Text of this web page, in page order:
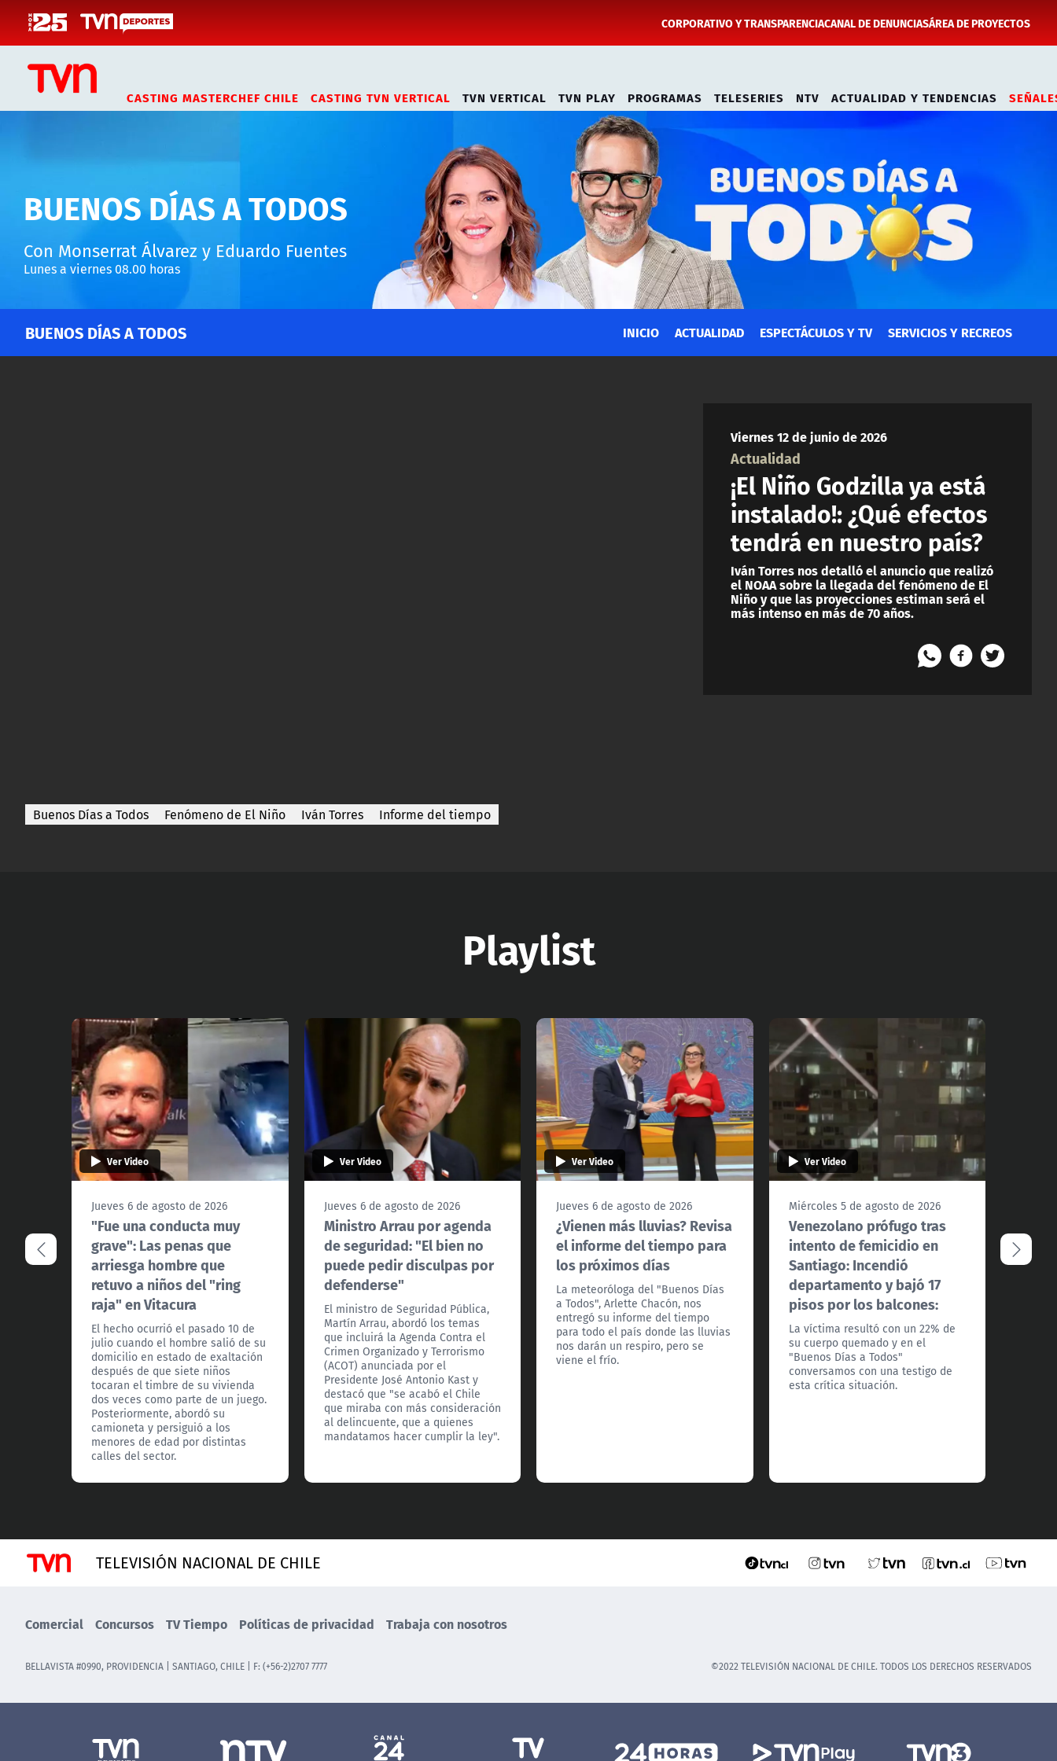
CORPORATIVO Y TRANSPARENCIACANAL DE DENUNCIASÁREA DE PROYECTOS
CASTING MASTERCHEF CHILE CASTING TVN VERTICAL TVN VERTICAL TVN PLAY PROGRAMAS TELESERIES NTV ACTUALIDAD Y TENDENCIAS
BUENOS DÍAS A TODOS
Con Monserrat Álvarez y Eduardo Fuentes
Lunes a viernes 08.00 horas
BUENOS DÍAS A TODOS INICIO ACTUALIDAD ESPECTÁCULOS Y TV SERVICIOS Y RECREOS
Viernes 12 de junio de 2026
Actualidad
¡El Niño Godzilla ya está
instalado!: ¿Qué efectos
tendrá en nuestro país?
Iván Torres nos detalló el anuncio que realizó
el NOAA sobre la llegada del fenómeno de El
Niño y que las proyecciones estiman será el
más intenso en más de 70 años.
Buenos Días a Todos Fenómeno de El Niño Iván Torres Informe del tiempo
Playlist
Ver Video
Jueves 6 de agosto de 2026
"Fue una conducta muy
grave": Las penas que
arriesga hombre que
retuvo a niños del "ring
raja" en Vitacura
El hecho ocurrió el pasado 10 de
julio cuando el hombre salió de su
domicilio en estado de exaltación
después de que siete niños
tocaran el timbre de su vivienda
dos veces como parte de un juego.
Posteriormente, abordó su
camioneta y persiguió a los
menores de edad por distintas
calles del sector.
Ver Video
Jueves 6 de agosto de 2026
Ministro Arrau por agenda
de seguridad: "El bien no
puede pedir disculpas por
defenderse"
El ministro de Seguridad Pública,
Martín Arrau, abordó los temas
que incluirá la Agenda Contra el
Crimen Organizado y Terrorismo
(ACOT) anunciada por el
Presidente José Antonio Kast y
destacó que "se acabó el Chile
que miraba con más consideración
al delincuente, que a quienes
mandatamos hacer cumplir la ley".
Ver Video
Jueves 6 de agosto de 2026
¿Vienen más lluvias? Revisa
el informe del tiempo para
los próximos días
La meteoróloga del "Buenos Días
a Todos", Arlette Chacón, nos
entregó su informe del tiempo
para todo el país donde las lluvias
nos darán un respiro, pero se
viene el frío.
Ver Video
Miércoles 5 de agosto de 2026
Venezolano prófugo tras
intento de femicidio en
Santiago: Incendió
departamento y bajó 17
pisos por los balcones:
La víctima resultó con un 22% de
su cuerpo quemado y en el
"Buenos Días a Todos"
conversamos con una testigo de
esta crítica situación.
TELEVISIÓN NACIONAL DE CHILE
Comercial Concursos TV Tiempo Políticas de privacidad Trabaja con nosotros
BELLAVISTA #0990, PROVIDENCIA | SANTIAGO, CHILE | F: (+56-2)2707 7777 ©2022 TELEVISIÓN NACIONAL DE CHILE. TODOS LOS DERECHOS RESERVADOS